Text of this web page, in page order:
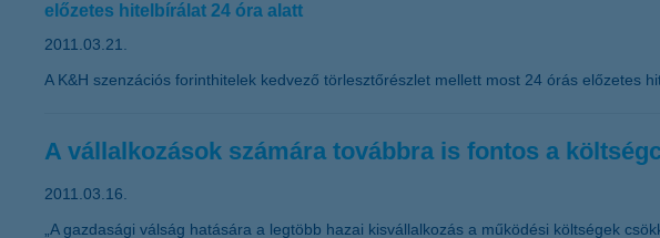
előzetes hitelbírálat 24 óra alatt
2011.03.21.
A K&H szenzációs forinthitelek kedvező törlesztőrészlet mellett most 24 órás előzetes
A vállalkozások számára továbbra is fontos a
2011.03.16.
„A gazdasági válság hatására a legtöbb hazai kisvállalkozás a működési költségek